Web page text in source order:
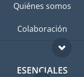
Quiénes somos
Colaboración
ESENCIALES